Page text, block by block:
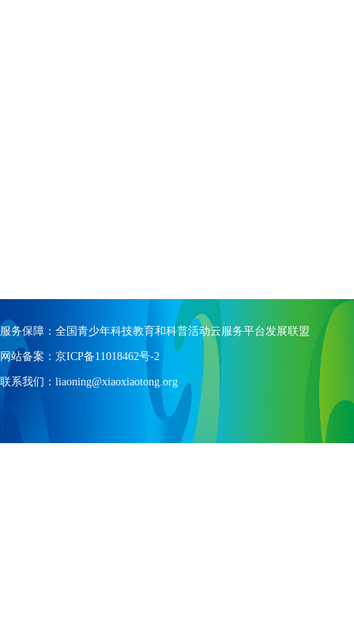
服务保障：全国青少年科技教育和科普活动云服务平台发展联盟
网站备案：京ICP备11018462号-2
联系我们：liaoning@xiaoxiaotong.org